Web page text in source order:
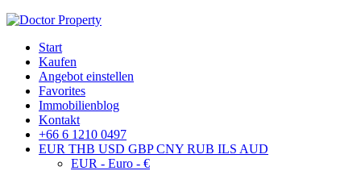
Start
Kaufen
Angebot einstellen
Favorites
Immobilienblog
Kontakt
+66 6 1210 0497
EUR THB USD GBP CNY RUB ILS AUD
EUR - Euro - €